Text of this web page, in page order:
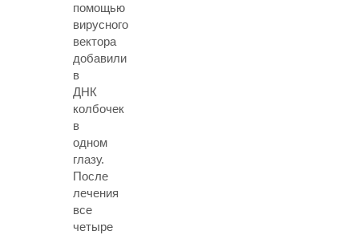
помощью
вирусного
вектора
добавили
в
ДНК
колбочек
в
одном
глазу.
После
лечения
все
четыре